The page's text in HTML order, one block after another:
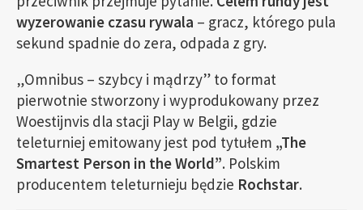
wyzerowanie czasu rywala – gracz, którego pula
sekund spadnie do zera, odpada z gry.
„Omnibus – szybcy i mądrzy” to format
pierwotnie stworzony i wyprodukowany przez
Woestijnvis dla stacji Play w Belgii, gdzie
teleturniej emitowany jest pod tytułem „The
Smartest Person in the World”. Polskim
producentem teleturnieju będzie Rochstar.